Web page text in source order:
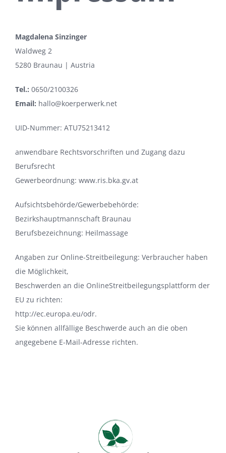
Magdalena Sinzinger
Waldweg 2
5280 Braunau | Austria
Tel.: 0650/2100326
Email: hallo@koerperwerk.net
UID-Nummer: ATU75213412
anwendbare Rechtsvorschriften und Zugang dazu
Berufsrecht
Gewerbeordnung: www.ris.bka.gv.at
Aufsichtsbehörde/Gewerbebehörde:
Bezirkshauptmannschaft Braunau
Berufsbezeichnung: Heilmassage
Angaben zur Online-Streitbeilegung: Verbraucher haben
die Möglichkeit,
Beschwerden an die OnlineStreitbeilegungsplattform der
EU zu richten:
http://ec.europa.eu/odr.
Sie können allfällige Beschwerde auch an die oben
angegebene E-Mail-Adresse richten.